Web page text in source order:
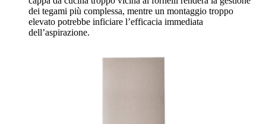
dei tegami più complessa, mentre un montaggio troppo
elevato potrebbe inficiare l’efficacia immediata
dell’aspirazione.